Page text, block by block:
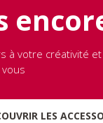
à votre créativité
LES